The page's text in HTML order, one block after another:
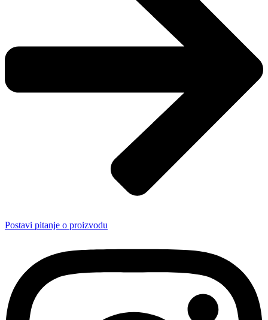
Postavi pitanje o proizvodu